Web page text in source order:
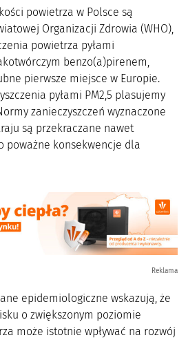
powietrza w Polsce są
Organizacji Zdrowia (WHO),
powietrza pyłami
benzo(a)pirenem,
pierwsze miejsce w Europie.
pyłami PM2,5 plasujemy
zanieczyszczeń wyznaczone
są przekraczane nawet
poważne konsekwencje dla
Reklama
epidemiologiczne wskazują, że
o zwiększonym poziomie
może istotnie wpływać na rozwój